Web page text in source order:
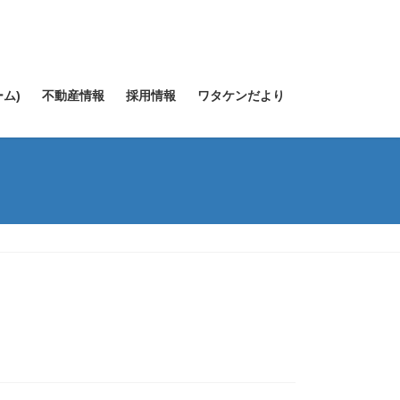
ム) 不動産情報 採用情報 ワタケンだより